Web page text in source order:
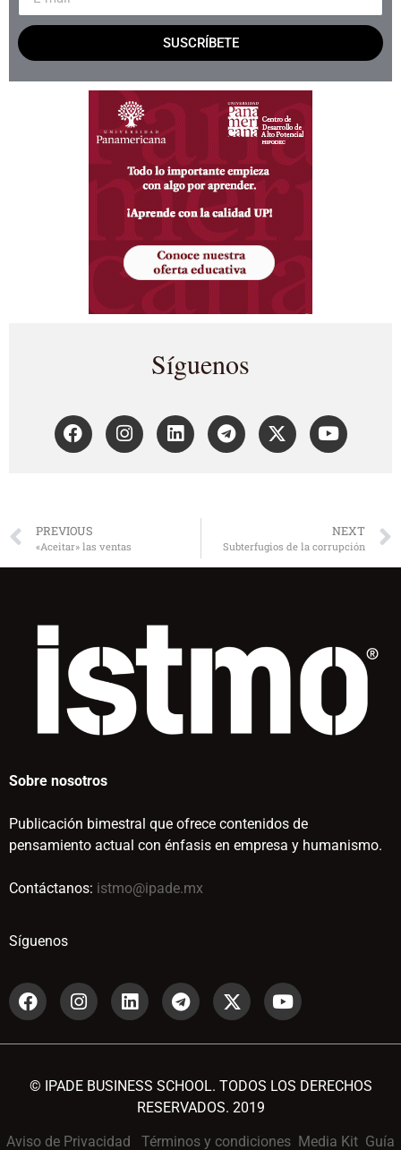
SUSCRÍBETE
Síguenos
PREVIOUS
«Aceitar» las ventas
NEXT
Subterfugios de la corrupción
Sobre nosotros
Publicación bimestral que ofrece contenidos de
pensamiento actual con énfasis en empresa y humanismo.
Contáctanos: istmo@ipade.mx
Síguenos
© IPADE BUSINESS SCHOOL. TODOS LOS DERECHOS
RESERVADOS. 2019
Aviso de Privacidad Términos y condiciones Media Kit Guía